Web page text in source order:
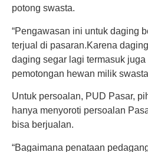
potong swasta.
“Pengawasan ini untuk daging
terjual di pasaran.Karena
daging segar lagi termasuk
pemotongan hewan milik
Untuk persoalan, PUD Pasar,
hanya menyoroti persoalan
bisa berjualan.
“Bagaimana penataan